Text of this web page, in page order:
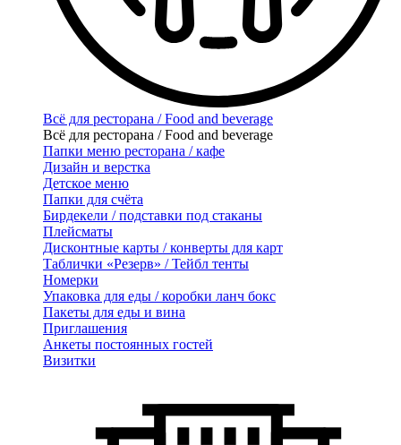
Всё для ресторана / Food and beverage
Всё для ресторана / Food and beverage
Папки меню ресторана / кафе
Дизайн и верстка
Детское меню
Папки для счёта
Бирдекели / подставки под стаканы
Плейсматы
Дисконтные карты / конверты для карт
Таблички «Резерв» / Тейбл тенты
Номерки
Упаковка для еды / коробки ланч бокс
Пакеты для еды и вина
Приглашения
Анкеты постоянных гостей
Визитки